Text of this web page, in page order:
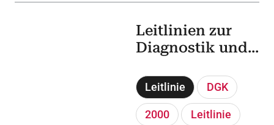
Leitlinie DGK
2000 Leitlinie
Leitlinien zur
Diagnostik und
akuten
Herzinfarkts in
der